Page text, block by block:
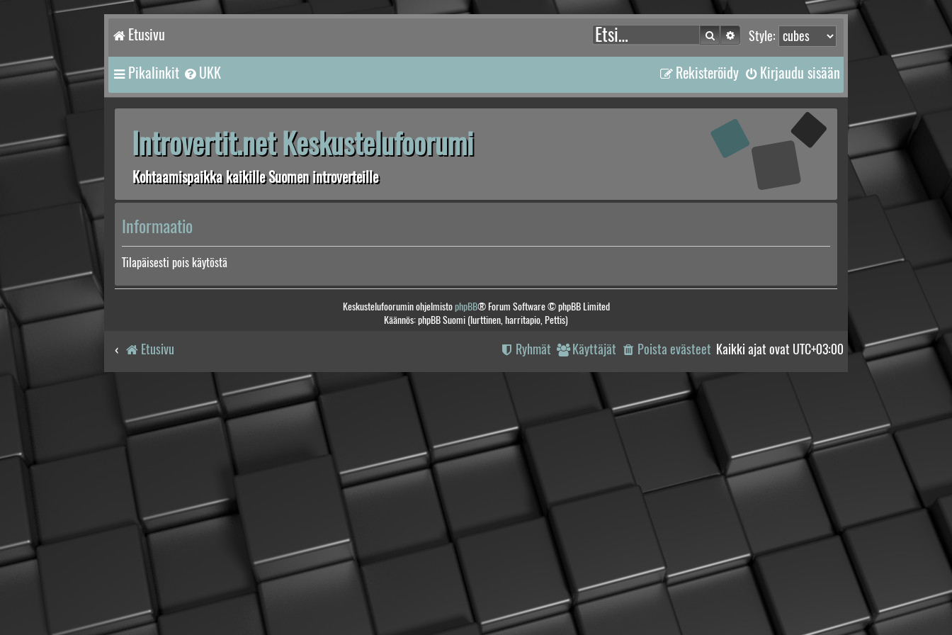
Etusivu Style:
Etsi Tarkennettu haku
Pikalinkit UKK Kirjaudu sisään
Rekisteröidy
Introvertit.net Keskustelufoorumi
Kohtaamispaikka kaikille Suomen introverteille
Informaatio
Tilapäisesti pois käytöstä
Keskustelufoorumin ohjelmistophpBB® Forum Software © phpBB Limited
Käännös: phpBB Suomi (lurttinen, harritapio, Pettis)
Etusivu Kaikki ajat ovat UTC+03:00
Poista evästeet
Käyttäjät
Ryhmät